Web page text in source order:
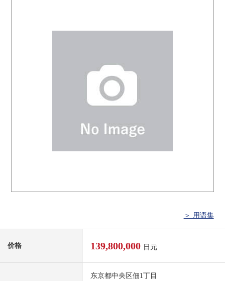
＞ 用语集
价格 139,800,000 日元
东京都中央区佃1丁目